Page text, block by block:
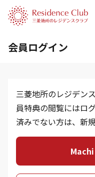
会員ログイン
三菱地所のレジデン
員特典の閲覧にはロ
済みでない方は、新
Machi